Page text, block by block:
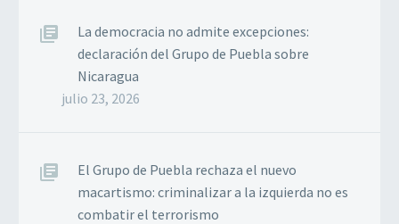
La democracia no admite excepciones:
declaración del Grupo de Puebla sobre
Nicaragua
julio 23, 2026
El Grupo de Puebla rechaza el nuevo
macartismo: criminalizar a la izquierda no es
combatir el terrorismo